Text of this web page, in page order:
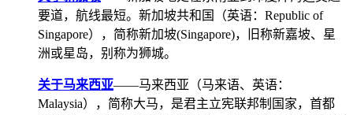
要道，航线最短。新加坡共和国（英语：Republic of
Singapore），简称新加坡(Singapore)，旧称新嘉坡、星
洲或星岛，别称为狮城。
关于马来西亚——马来西亚（马来语、英语：
Malaysia），简称大马，是君主立宪联邦制国家，首都